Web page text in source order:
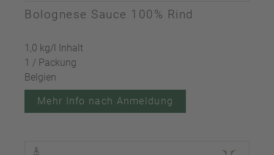
Bolognese Sauce 100% Rind
1,0 kg/l Inhalt
1 / Packung
Belgien
Mehr Info nach Anmeldung